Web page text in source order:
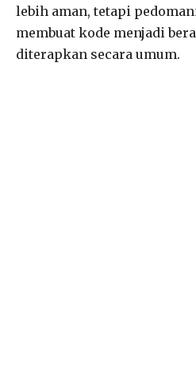
lebih aman, tetapi
membuat kode menjadi
diterapkan secara umum.